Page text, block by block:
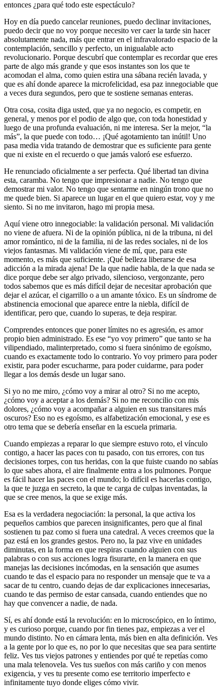
entonces ¿para qué todo este espectáculo?
Hoy en día puedo cancelar reuniones, puedo declinar invitaciones,
puedo decir que no voy porque necesito ver caer la tarde sin hacer
absolutamente nada, más que entrar en el infravalorado espacio de la
contemplación, sencillo y perfecto, un inigualable acto
revolucionario. Porque descubrí que contemplar es recordar que eres
parte de algo más grande y que esos instantes son los que te
acomodan el alma, como quien estira una sábana recién lavada, y
que es ahí donde aparece la microfelicidad, esa paz innegociable que
a veces dura segundos, pero que te sostiene semanas enteras.
Otra cosa, cosita diga usted, que ya no negocio, es competir, en
general, y menos por el podio de algo que, con toda honestidad y
luego de una profunda evaluación, ni me interesa. Ser la mejor, “la
más”, la que puede con todo… ¡Qué agotamiento tan inútil! Uno
pasa media vida tratando de demostrar que es suficiente para gente
que ni existe en el recuerdo o que jamás valoró ese esfuerzo.
He renunciado oficialmente a ser perfecta. Qué libertad tan divina
esta, caramba. No tengo que impresionar a nadie. No tengo que
demostrar mi valor. No tengo que sentarme en ningún trono que no
me quede bien. Si aparece un lugar en el que quiero estar, voy y me
siento. Si no me invitaron, hago mi propia mesa.
Aquí viene otro innegociable: la validación personal. Mi validación
no viene de afuera. Ni de la opinión pública, ni de la tribuna, ni del
amor romántico, ni de la familia, ni de las redes sociales, ni de los
viejos fantasmas. Mi validación viene de mí, que, para este
momento, es más que suficiente. ¡Qué belleza liberarse de esa
adicción a la mirada ajena! De la que nadie habla, de la que nada se
dice porque debe ser algo privado, silencioso, vergonzante, pero
todos sabemos que es más difícil dejar de necesitar aprobación que
dejar el azúcar, el cigarrillo o a un amante tóxico. Es un síndrome de
abstinencia emocional que aparece entre la niebla, difícil de
identificar, pero que, cuando lo superas, te deja respirar.
Comprendes entonces que poner límites no es agresión, es amor
propio bien administrado. Es ese “yo voy primero” que tanto se ha
vilipendiado, malinterpretado, como si fuera sinónimo de egoísmo,
cuando es exactamente todo lo contrario. Yo voy primero para poder
existir, para poder escucharme, para poder cuidarme, para poder
llegar a los demás desde un lugar sano.
Si yo no me miro, ¿cómo voy a mirar al otro? Si no me acepto,
¿cómo voy a aceptar a los demás? Si no me reconcilio con mis
dolores, ¿cómo voy a acompañar a alguien en sus transitares más
oscuros? Eso no es egoísmo, es alfabetización emocional, y ese es
otro tema que se debería enseñar en la escuela primaria.
Cuando empiezas a reparar lo que siempre estuvo roto, el vínculo
contigo, a hacer las paces con tu pasado, con tus errores, con tus
decisiones torpes, con tus heridas, con la que fuiste cuando no sabías
lo que sabes ahora, el aire finalmente entra a los pulmones. Porque
es fácil hacer las paces con el mundo; lo difícil es hacerlas contigo,
la que te juzga en secreto, la que te carga de culpas inventadas, la
que se cree menos, la que se exige más.
Esa es la verdadera negociación: la personal, la que activa los
pequeños cambios que parecen insignificantes, pero que al final
sostienen tu paz como si fuera una catedral. A veces creemos que la
paz está en los grandes gestos. Pero no, la paz vive en unidades
diminutas, en la forma en que respiras cuando alguien con sus
palabras o con sus acciones logra fisurarte, en la manera en que
manejas las decisiones incómodas, en la sensación que asumes
cuando te das el espacio para no responder un mensaje que te va a
sacar de tu centro, cuando dejas de dar explicaciones innecesarias,
cuando te das permiso de estar cansada, cuando entiendes que no
hay que convencer a nadie, de nada.
Sí, es ahí donde está la revolución: en lo microscópico, en lo íntimo,
y es curioso porque, cuando por fin tienes paz, empiezas a ver el
mundo distinto. No en cámara lenta, más bien en alta definición. Ves
a la gente por lo que es, no por lo que necesitas que sea para sentirte
feliz. Ves tus viejos patrones y entiendes por qué te repetías como
una mala telenovela. Ves tus sueños con más cariño y con menos
exigencia, y ves tu presente como ese territorio imperfecto e
infinitamente tuyo donde eliges cómo vivir.